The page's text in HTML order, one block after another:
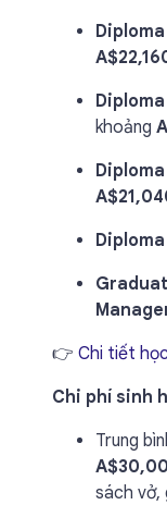
khoảng
👉 Chi tiết
Chi phí sinh
Trung
sách vở,